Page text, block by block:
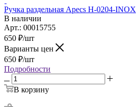
Ручка раздельная Apecs H-0204-INOX
В наличии
Арт.: 00015755
650 ₽/шт
Варианты цен
650 ₽/шт
Подробности
В корзину